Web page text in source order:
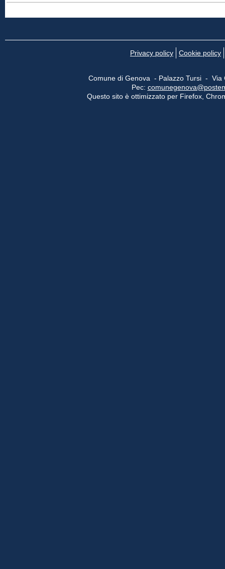
Privacy policy Cookie policy
Comune di Genova - Palazzo Tursi -
Pec:
Questo sito è ottimizzato per Firefox,